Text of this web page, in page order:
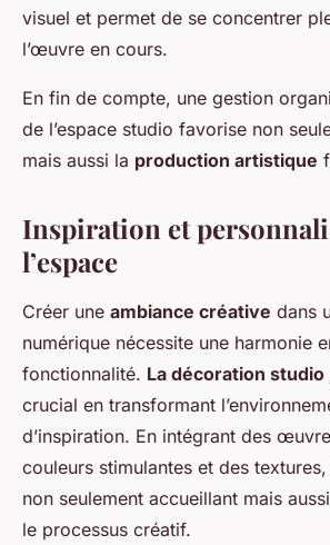
visuel et permet de se concentrer
l’œuvre en cours.
En fin de compte, une gestion
de l’espace studio favorise non
mais aussi la production artistique
Inspiration et
l’espace
Créer une ambiance créative dans
numérique nécessite une harmonie
fonctionnalité. La décoration studio
crucial en transformant
d’inspiration. En intégrant des
couleurs stimulantes et des textures,
non seulement accueillant mais
le processus créatif.